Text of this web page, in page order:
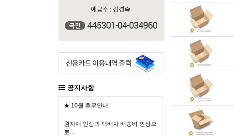
공지사항
★ 10월 휴무안내
원자재 인상과 택배사 배송비 인상으
로…